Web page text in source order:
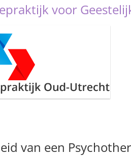
voor
van een